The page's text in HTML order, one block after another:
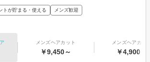
トが貯まる・使える メンズ歓迎
メンズヘアカット
￥9,450～
メンズヘアカラ
￥4,900～